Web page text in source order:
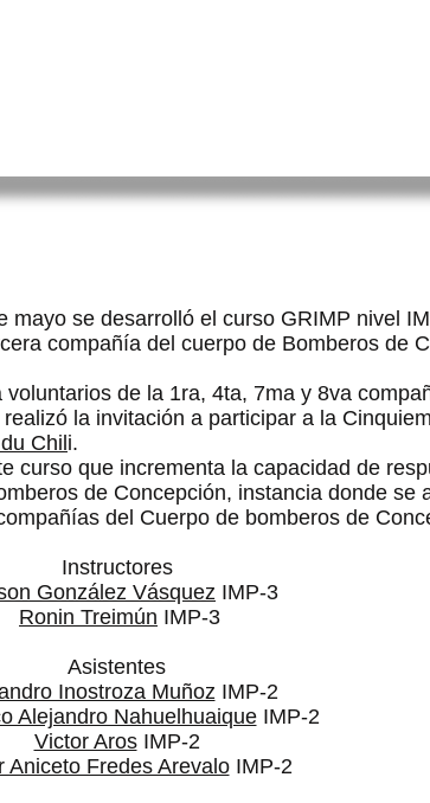
mayo se desarrolló el curso GRIMP nivel
compañía del cuerpo de Bomberos de
de la 1ra, 4ta, 7ma y 8va
la invitación a participar a la
Chil i.
curso que incrementa la capacidad de
de Concepción, instancia donde se
del Cuerpo de bomberos de
Instructores
González Vásquez IMP-3
Ronin Treimún IMP-3
Asistentes
Inostroza MuñozIMP-2
Alejandro NahuelhuaiqueIMP-2
Victor ArosIMP-2
Aniceto Fredes ArevaloIMP-2